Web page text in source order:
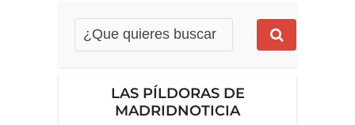
LAS PÍLDORAS DE
MADRIDNOTICIA